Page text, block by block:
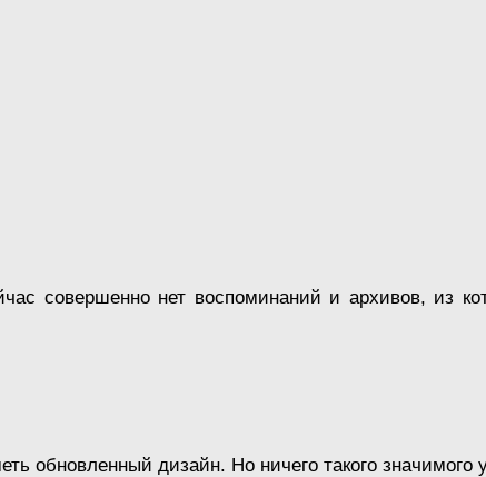
совершенно нет воспоминаний и архивов, из
дизайн. Но ничего такого значимого